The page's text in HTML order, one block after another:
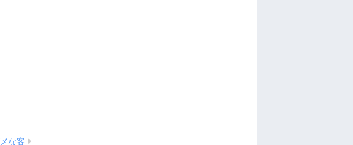
な客